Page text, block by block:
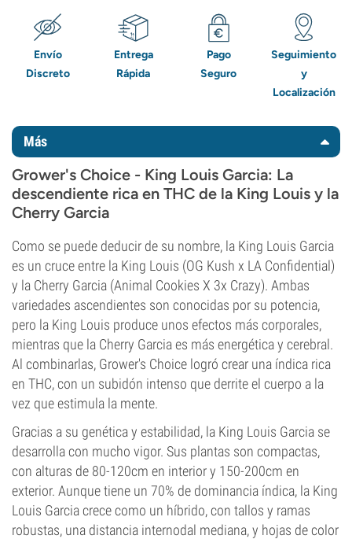
Envío
Discreto
Entrega
Rápida
Pago
Seguro
Seguimiento
y
Localización
Más
Grower's Choice - King Louis Garcia: La
descendiente rica en THC de la King Louis y la
Cherry Garcia
Como se puede deducir de su nombre, la King Louis Garcia
es un cruce entre la King Louis (OG Kush x LA Confidential)
y la Cherry Garcia (Animal Cookies X 3x Crazy). Ambas
variedades ascendientes son conocidas por su potencia,
pero la King Louis produce unos efectos más corporales,
mientras que la Cherry Garcia es más energética y cerebral.
Al combinarlas, Grower's Choice logró crear una índica rica
en THC, con un subidón intenso que derrite el cuerpo a la
vez que estimula la mente.
Gracias a su genética y estabilidad, la King Louis Garcia se
desarrolla con mucho vigor. Sus plantas son compactas,
con alturas de 80-120cm en interior y 150-200cm en
exterior. Aunque tiene un 70% de dominancia índica, la King
Louis Garcia crece como un híbrido, con tallos y ramas
robustas, una distancia internodal mediana, y hojas de color